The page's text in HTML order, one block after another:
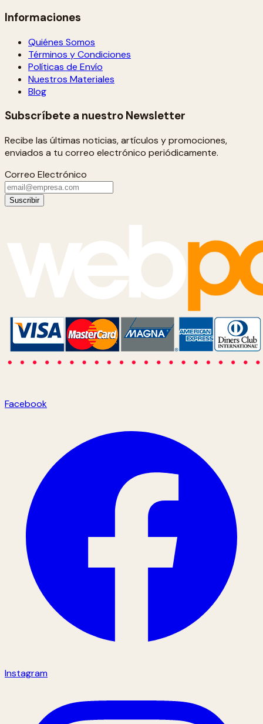
Informaciones
Quiénes Somos
Términos y Condiciones
Políticas de Envío
Nuestros Materiales
Blog
Subscríbete a nuestro Newsletter
Recibe las últimas noticias, artículos y promociones,
enviados a tu correo electrónico periódicamente.
Correo Electrónico
Suscribir
Facebook
Instagram